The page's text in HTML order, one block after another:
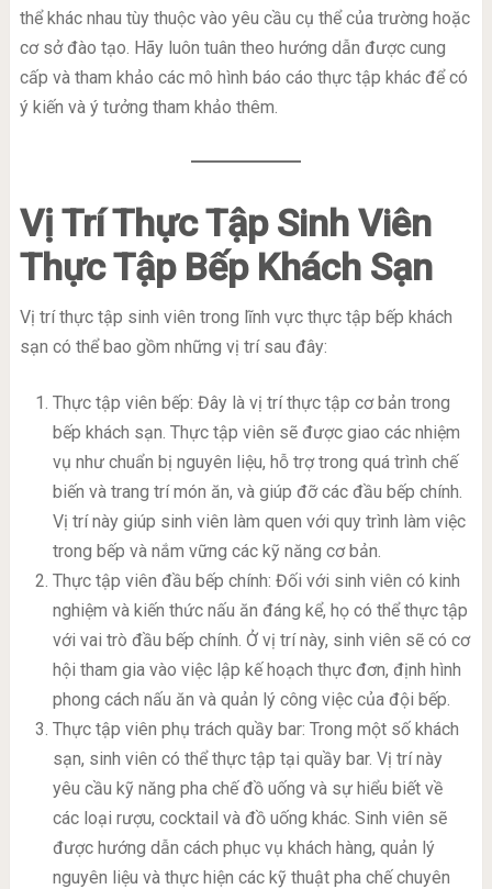
thể khác nhau tùy thuộc vào yêu cầu cụ thể của trường hoặc
cơ sở đào tạo. Hãy luôn tuân theo hướng dẫn được cung
cấp và tham khảo các mô hình báo cáo thực tập khác để có
ý kiến và ý tưởng tham khảo thêm.
Vị Trí Thực Tập Sinh Viên
Thực Tập Bếp Khách Sạn
Vị trí thực tập sinh viên trong lĩnh vực thực tập bếp khách
sạn có thể bao gồm những vị trí sau đây:
Thực tập viên bếp: Đây là vị trí thực tập cơ bản trong
bếp khách sạn. Thực tập viên sẽ được giao các nhiệm
vụ như chuẩn bị nguyên liệu, hỗ trợ trong quá trình chế
biến và trang trí món ăn, và giúp đỡ các đầu bếp chính.
Vị trí này giúp sinh viên làm quen với quy trình làm việc
trong bếp và nắm vững các kỹ năng cơ bản.
Thực tập viên đầu bếp chính: Đối với sinh viên có kinh
nghiệm và kiến thức nấu ăn đáng kể, họ có thể thực tập
với vai trò đầu bếp chính. Ở vị trí này, sinh viên sẽ có cơ
hội tham gia vào việc lập kế hoạch thực đơn, định hình
phong cách nấu ăn và quản lý công việc của đội bếp.
Thực tập viên phụ trách quầy bar: Trong một số khách
sạn, sinh viên có thể thực tập tại quầy bar. Vị trí này
yêu cầu kỹ năng pha chế đồ uống và sự hiểu biết về
các loại rượu, cocktail và đồ uống khác. Sinh viên sẽ
được hướng dẫn cách phục vụ khách hàng, quản lý
nguyên liệu và thực hiện các kỹ thuật pha chế chuyên